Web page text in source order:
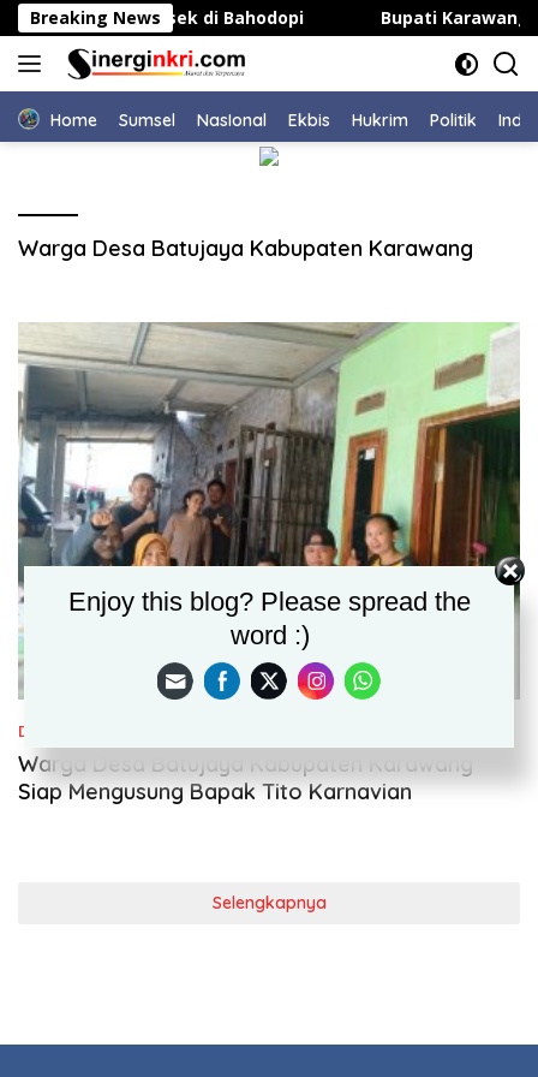
Langsung
ke
konten
Breaking News
Kapasitas Kepsek di Bahodopi Bupati Karawang
Home Sumsel NasIonal Ekbis Hukrim Politik
Warga Desa Batujaya Kabupaten Karawang
Daerah
Warga Desa Batujaya Kabupaten Karawang
Siap Mengusung Bapak Tito Karnavian
Selengkapnya
Enjoy this blog? Please spread the
word :)